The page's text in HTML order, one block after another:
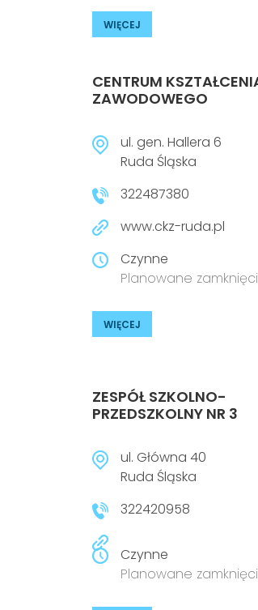
WIĘCEJ
CENTRUM
ZAWODOWEGO
ul. gen. Hallera 6
Ruda Śląska
322487380
www.ckz-ruda.pl
Czynne
Planowane
WIĘCEJ
ZESPÓŁ SZKOLNO-
PRZEDSZKOLNY NR 3
ul. Główna 40
Ruda Śląska
322420958
Czynne
Planowane